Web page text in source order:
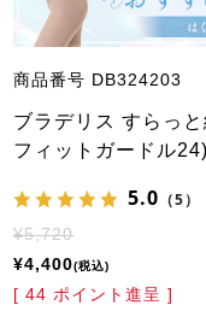
商品番号 DB324203
ブラデリス すらっ
フィットガードル24)
5.0 （5）
¥5,720
¥4,400 税込
[ 44 ポイント進呈 ]